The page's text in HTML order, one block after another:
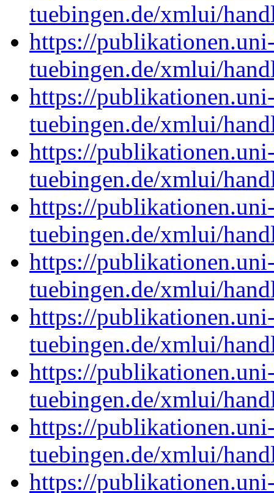
tuebingen.de/xmlui/
https://
tuebingen.de/xmlui/
https://
tuebingen.de/xmlui/
https://
tuebingen.de/xmlui/
https://
tuebingen.de/xmlui/
https://
tuebingen.de/xmlui/
https://
tuebingen.de/xmlui/
https://
tuebingen.de/xmlui/
https://
tuebingen.de/xmlui/
https://